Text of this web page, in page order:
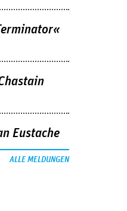
Eustache
ALLE MELDUNGEN